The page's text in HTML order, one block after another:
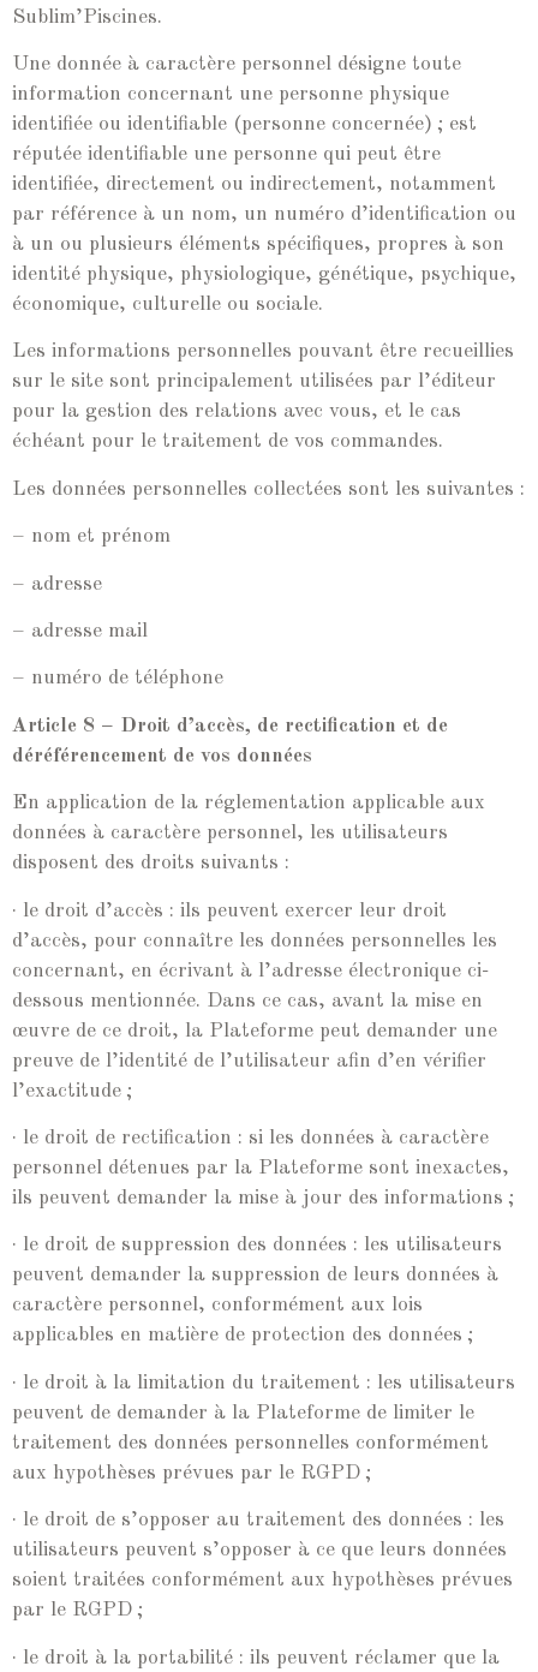
Sublim’Piscines.
Une donnée à caractère personnel désigne toute
information concernant une personne physique
identifiée ou identifiable (personne concernée) ; est
réputée identifiable une personne qui peut être
identifiée, directement ou indirectement, notamment
par référence à un nom, un numéro d’identification ou
à un ou plusieurs éléments spécifiques, propres à son
identité physique, physiologique, génétique, psychique,
économique, culturelle ou sociale.
Les informations personnelles pouvant être recueillies
sur le site sont principalement utilisées par l’éditeur
pour la gestion des relations avec vous, et le cas
échéant pour le traitement de vos commandes.
Les données personnelles collectées sont les suivantes :
– nom et prénom
– adresse
– adresse mail
– numéro de téléphone
Article 8 – Droit d’accès, de rectification et de
déréférencement de vos données
En application de la réglementation applicable aux
données à caractère personnel, les utilisateurs
disposent des droits suivants :
· le droit d’accès : ils peuvent exercer leur droit
d’accès, pour connaître les données personnelles les
concernant, en écrivant à l’adresse électronique ci-
dessous mentionnée. Dans ce cas, avant la mise en
œuvre de ce droit, la Plateforme peut demander une
preuve de l’identité de l’utilisateur afin d’en vérifier
l’exactitude ;
· le droit de rectification : si les données à caractère
personnel détenues par la Plateforme sont inexactes,
ils peuvent demander la mise à jour des informations ;
· le droit de suppression des données : les utilisateurs
peuvent demander la suppression de leurs données à
caractère personnel, conformément aux lois
applicables en matière de protection des données ;
· le droit à la limitation du traitement : les utilisateurs
peuvent de demander à la Plateforme de limiter le
traitement des données personnelles conformément
aux hypothèses prévues par le RGPD ;
· le droit de s’opposer au traitement des données : les
utilisateurs peuvent s’opposer à ce que leurs données
soient traitées conformément aux hypothèses prévues
par le RGPD ;
· le droit à la portabilité : ils peuvent réclamer que la